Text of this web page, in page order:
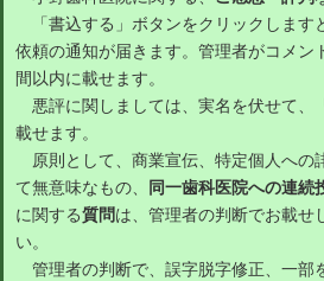
「書込する」ボタンをクリックします
依頼の通知が届きます。管理者がコメン
間以内に載せます。
悪評に関しましては、実名を伏せて、
載せます。
原則として、商業宣伝、特定個人への
て無意味なもの、
同一歯科医院への連続
に関する質問は、管理者の判断でお載せ
い。
管理者の判断で、誤字脱字修正、一部